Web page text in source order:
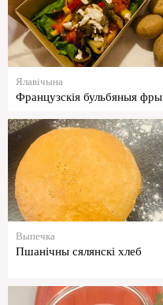
Ялавічына
Французскія бульбяныя фры
Выпечка
Пшанічны сялянскі хлеб